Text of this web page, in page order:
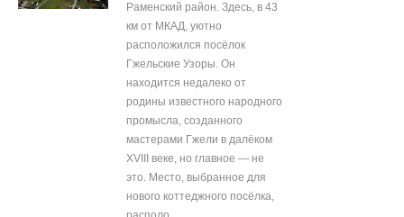
Раменский район. Здесь, в 43
км от МКАД, уютно
расположился посёлок
Гжельские Узоры. Он
находится недалеко от
родины известного народного
промысла, созданного
мастерами Гжели в далёком
XVIII веке, но главное — не
это. Место, выбранное для
нового коттеджного посёлка,